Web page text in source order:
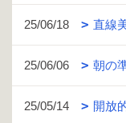
25/06/18 直線
25/06/06 朝の
25/05/14 開放